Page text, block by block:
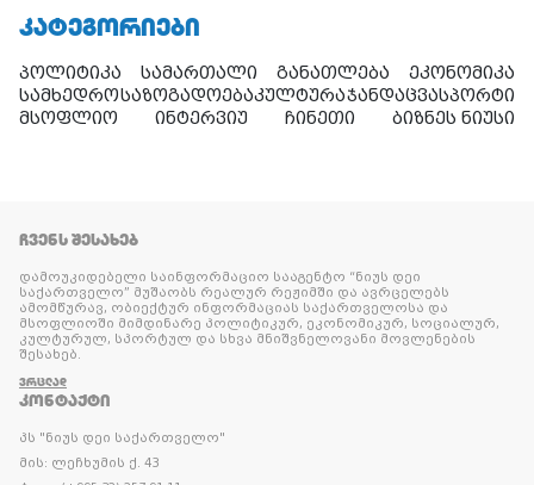
ᲙᲐᲢᲔᲒᲝᲠᲘᲔᲑᲘ
პოლიტიკა სამართალი განათლება
ეკონომიკა
სამხედროსაზოგადოებაკულტურაჯანდაცვასპორტი
მსოფლიო
ინტერვიუ ჩინეთი ბიზნეს ნიუსი
ᲩᲕᲔᲜᲡ ᲨᲔᲡᲐᲮᲔᲑ
დამოუკიდებელი საინფორმაციო სააგენტო “ნიუს დეი
საქართველო” მუშაობს რეალურ რეჟიმში და ავრცელებს
ამომწურავ, ობიექტურ ინფორმაციას საქართველოსა და
მსოფლიოში მიმდინარე პოლიტიკურ, ეკონომიკურ, სოციალურ,
კულტურულ, სპორტულ და სხვა მნიშვნელოვანი მოვლენების
შესახებ.
ᲕᲠᲪᲚᲐᲓ
ᲙᲝᲜᲢᲐᲥᲢᲘ
პს "ნიუს დეი საქართველო"
მის: ლეჩხუმის ქ. 43